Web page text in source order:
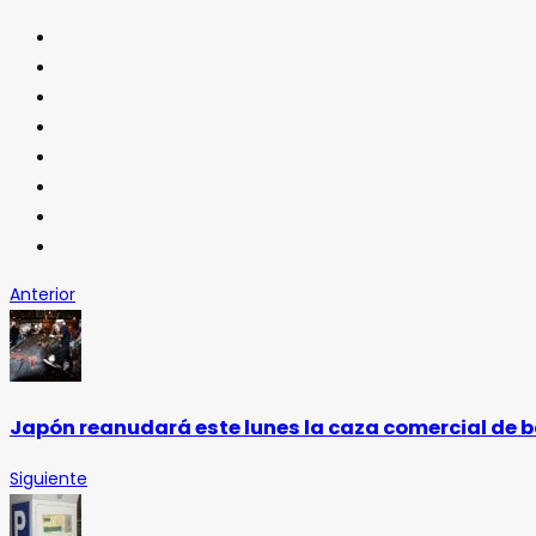
Anterior
Japón reanudará este lunes la caza comercial de
Siguiente